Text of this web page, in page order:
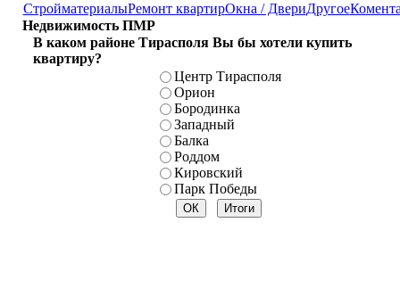
СтройматериалыРемонт квартирОкна / ДвериДругое
Недвижимость ПМР
В каком районе Тирасполя Вы бы хотели купить
квартиру?
Центр Тирасполя
Орион
Бородинка
Западный
Балка
Роддом
Кировский
Парк Победы